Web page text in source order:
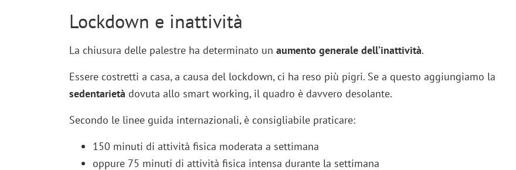
Lockdown e inattività
La chiusura delle palestre ha determinato un aumento generale dell’inattività.
Essere costretti a casa, a causa del lockdown, ci ha reso più pigri. Se a questo aggiungiamo la
sedentarietà dovuta allo smart working, il quadro è davvero desolante.
Secondo le linee guida internazionali, è consigliabile praticare:
150 minuti di attività fisica moderata a settimana
oppure 75 minuti di attività fisica intensa durante la settimana